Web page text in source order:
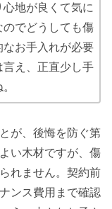
地が良くて気に
のでどうしても傷
お手入れが必要
言え、正直少し手
が、後悔を防ぐ第
い木材ですが、傷
れません。契約前
ンス費用まで確認